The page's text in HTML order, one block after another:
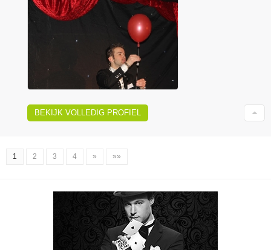
BEKIJK VOLLEDIG PROFIEL
1 2 3 4 » »»